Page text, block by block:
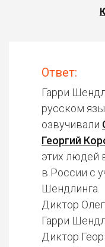
Ответ:
Гарри
русском
озвучивали
Георгий
этих людей
в России с
Шендлинга.
Диктор
Гарри
Диктор